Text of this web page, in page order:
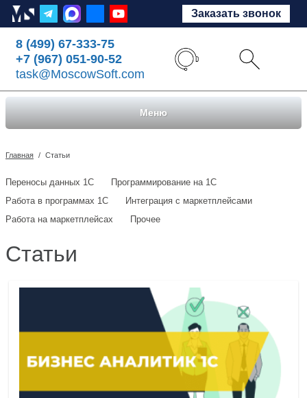
Заказать звонок
8 (499) 67-333-75
+7 (967) 051-90-52
task@MoscowSoft.com
Меню
Главная / Статьи
Переносы данных 1С
Программирование на 1С
Работа в программах 1С
Интеграция с маркетплейсами
Работа на маркетплейсах
Прочее
Статьи